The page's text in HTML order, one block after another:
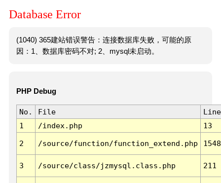
Database Error
(1040) 365建站错误警告：连接数据库失败，可能的原
因：1、数据库密码不对; 2、mysql未启动。
PHP Debug
No. File
Line
1
/index.php 13
2 /source/function/function_extend.php 1548
3 /source/class/jzmysql.class.php 211